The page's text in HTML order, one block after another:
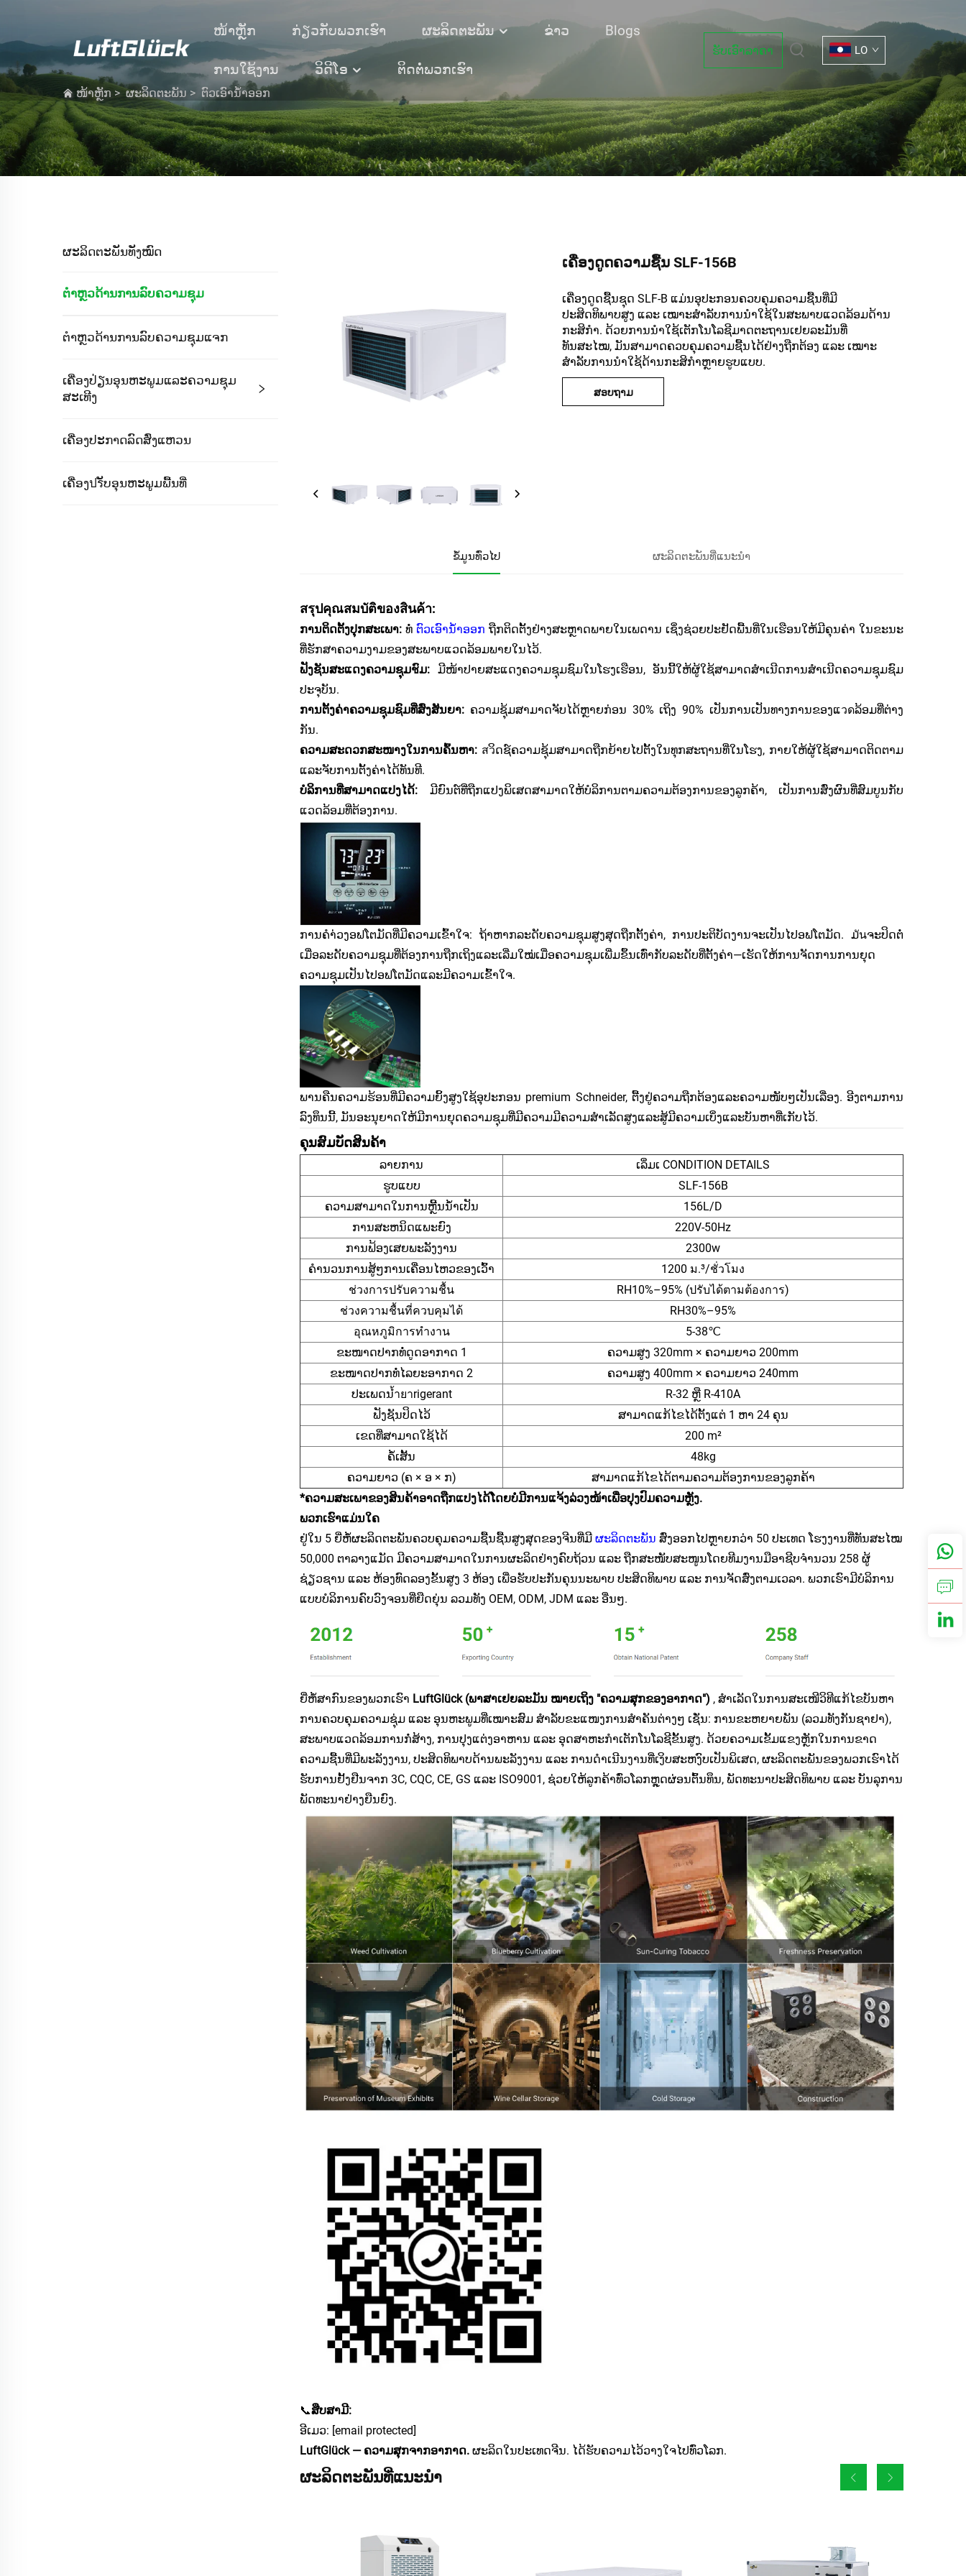
ໜ້າຫຼັກ ກ່ຽວກັບພວກເຮົາ ຜະລິດຕະພັນ ຂ່າວ Blogs
ການໃຊ້ງານ ວິດີໂອ ຕິດຕໍ່ພວກເຮົາ
ຮັບເອົາລາຄາ LO
ໜ້າຫຼັກ >ຜະລິດຕະພັນ > ຕົວເອົານ້ຳອອກ
ຜະລິດຕະພັນທັງໝົດ
ຕຳຫຼວດ້ານການລົບຄວາມຊຸມ
ຕຳຫຼວດ້ານການລົບຄວາມຊຸມແຈກ
ເຄື່ອງປ່ຽນອຸນຫະພູມແລະຄວາມຊຸມ
ສະເທີງ
ເຄື່ອງປະກາດລົດສົ່ງແຫວນ
ເຄື່ອງปรັບອຸນຫະພູມພື້ນທີ່
ເຄື່ອງດູດຄວາມຊື້ນ SLF-156B
ເຄື່ອງດູດຊື້ນຊຸດ SLF-B ແມ່ນອຸປະກອນຄວບຄຸມຄວາມຊື້ນທີ່ມີ
ປະສິດທິພາບສູງ ແລະ ເໝາະສຳລັບການນໍາໃຊ້ໃນສະພາບແວດລ້ອມດ້ານ
ກະສິກໍາ. ດ້ວຍການນໍາໃຊ້ເຕັກໂນໂລຊີມາດຕະຖານເຢຍລະມັນທີ່
ທັນສະໄໝ, ມັນສາມາດຄວບຄຸມຄວາມຊື້ນໄດ້ຢ່າງຖືກຕ້ອງ ແລະ ເໝາະ
ສຳລັບການນໍາໃຊ້ດ້ານກະສິກໍາຫຼາຍຮູບແບບ.
ສອບຖາມ
ຂໍ້ມູນທົ່ວໄປ ຜະລິດຕະພັນທີ່ແນະນຳ
สรุปคุณสมบัติของสินค้า:
ການຕິດຕັ້ງປຸກສະເພາ: ທໍ່ ຕົວເອົານ້ຳອອກ ຖືກຕິດຕັ້ງຢ່າງສະຫຼາດພາຍໃນເພດານ ເຊິ່ງຊ່ວຍປະຢັດພື້ນທີ່ໃນເຮືອນໃຫ້ມີຄຸນຄ່າ ໃນຂະນະ
ທີ່ຮັກສາຄວາມງາມຂອງສະພາບແວດລ້ອມພາຍໃນໄວ້.
ຟັງຊັນສະແດງຄວາມຊຸມชົມ: ມີໜ້າປາຍສະແດງຄວາມຊຸມຊົມໃນໂຮງເຮືອນ, ອັນນີ້ໃຫ້ຜູ້ໃຊ້ສາມາດສຳເນີດການສຳເນີດຄວາມຊຸມຊົມ
ປະຈຸບັນ.
ການຕັ້ງຄ່າຄວາມຊຸມຊົມທີ່ສົ່ງສັນຍາ: ຄວາມຊຸ້ມສາມາດຈັບໄດ້ຫຼາຍກ່ອນ 30% ເຖິງ 90% ເປັນການເປັນທາງການຂອງແวดລ້ອມທີ່ຕ່າງ
ກັນ.
ຄວາມສະດວກສະໜາງໃນການຄົ້ນຫາ: สวິດຊ໌ຄວາມຊຸ້ມສາມາດຖືກຍ້າຍໄປຕັ້ງໃນທຸກສະຖານທີ່ໃນໂຮງ, ກາຍໃຫ້ຜູ້ໃຊ້ສາມາດຕິດຕາມ
ແລະຈັບການຕັ້ງຄ່າໄດ້ທັນທີ.
ບໍລິການທີ່ສາມາດແປງໄດ້: ມີຍົນຕ໌ທີ່ຖືກແປງພິເສດສາມາດໃຫ້ບໍລິການຕາມຄວາມຕ້ອງການຂອງລູກຄ້າ, ເປັນການສົ່ງຜົນທີ່ສົມບູນກັບ
ແວດລ້ອມທີ່ຕ້ອງການ.
ການຄຳ່ວງອຟໂຕມັດທີ່ມີຄວາມເຂົ້າໃຈ: ຖ້າຫາກລະດັບຄວາມຊຸມສູງສຸດຖືກຕັ້ງຄ່າ, ການປະຕິບັດງານຈະເປັນໄປອຟໂຕມັດ. ມันຈະປິດຕໍ່
ເມື່ອລະດັບຄວາມຊຸມທີ່ຕ້ອງການຖືກເຖິງແລະເລີ່ມໃໝ່ເມື່ອຄວາມຊຸມເພີ່ມຂຶ້ນເທົ່າກັບລະດັບທີ່ຕັ້ງຄ່າ—ເຮັດໃຫ້ການຈັດການການຍຸດ
ຄວາມຊຸມເປັນໄປອຟໂຕມັດແລະມີຄວາມເຂົ້າໃຈ.
ພານຄືນຄວາມຮ້ອນທີ່ມີຄວາມຍິ້ງສູງໃຊ້ອຸປະກອນ premium Schneider, ຕື້ງຢູ່ຄວາມຖືກຕ້ອງແລະຄວາມໜັບໆເປັນເລື່ອງ. ອີງຕາມການ
ລົງທຶນນີ້, ມັນອະນຸຍາດໃຫ້ມີການຍຸດຄວາມຊຸມທີ່ມີຄວາມມີຄວາມສຳເລັດສູງແລະສູ້ມີຄວາມເບິ່ງແລະບັນຫາທີ່ເກັບໄວ້.
ຄຸນສົມບັດສິນຄ້າ
ລາຍການ
ເລິ່ມເ CONDITION DETAILS
ຮູບແບບ
SLF-156B
ຄວາມສາມາດໃນການຫຼີ້ນນ້ຳເປັນ
156L/D
ການສະຫນິດແພະຍົງ
220V-50Hz
ການຟ້ອງເສຍພະລັງງານ
2300w
ຄຳນວນການສູ້ໆການເຄື່ອນໄຫວຂອງເວົ້າ
1200 ม.³/ชั่วโมง
ช่วงการปรับความชื้น
RH10%–95% (ปรับได้ตามต้องการ)
ช่วงความชื้นที่ควบคุมได้
RH30%–95%
อุณหภูมิการทำงาน
5-38℃
ຂະໜາດປາກທໍ່ດູດອາກາດ 1
ຄວາມສູງ 320mm × ຄວາມຍາວ 200mm
ຂະໜາດປາກທໍ່ໄລຍະອາກາດ 2
ຄວາມສູງ 400mm × ຄວາມຍາວ 240mm
ປະເພດນ้ำยาrigerant
R-32 ຫຼື R-410A
ຟັງຊັນປິດໄວ້
ສາມາດແກ້ໄຂໄດ້ຕັ້ງແຕ່ 1 ຫາ 24 ຄຸນ
ເຂດທີ່ສາມາດໃຊ້ໄດ້
200 m²
ຄໍ້ເສັ້ນ
48kg
ຄວາມຍາວ (ຄ × ອ × ກ)
ສາມາດແກ້ໄຂໄດ້ຕາມຄວາມຕ້ອງການຂອງລູກຄ້າ
*ຄວາມສະເພາຂອງສິນຄ້າອາດຖືກແປງໄດ້ໂດຍບໍ່ມີການແຈ້ງລ່ວງໜ້າເພື່ອປຸງປົມຄວາມຫຼັງ.
ພວກເຮົາແມ່ນໃຄ
ຢູ່ໃນ 5 ຍີ່ຫໍ້ຜະລິດຕະພັນຄວບຄຸມຄວາມຊື້ນຊື້ນສູງສຸດຂອງຈີນທີ່ມີ ຜະລິດຕະພັນ ສົ່ງອອກໄປຫຼາຍກວ່າ 50 ປະເທດ ໂຮງງານທີ່ທັນສະໄໝ
50,000 ຕາລາງແມັດ ມີຄວາມສາມາດໃນການຜະລິດຢ່າງຄົບຖ້ວນ ແລະ ຖືກສະໜັບສະໜູນໂດຍທີມງານມືອາຊີບຈຳນວນ 258 ຜູ້
ຊ່ຽວຊານ ແລະ ຫ້ອງທົດລອງຂັ້ນສູງ 3 ຫ້ອງ ເພື່ອຮັບປະກັນຄຸນນະພາບ ປະສິດທິພາບ ແລະ ການຈັດສົ່ງຕາມເວລາ. ພວກເຮົາມີບໍລິການ
ແບບບໍລິການຄົບວົງຈອນທີ່ຍືດຍຸ່ນ ລວມທັງ OEM, ODM, JDM ແລະ ອື່ນໆ.
ຍີ່ຫໍ້ສາກົນຂອງພວກເຮົາ LuftGlück (ພາສາເຢຍລະມັນ ໝາຍເຖິງ "ຄວາມສຸກຂອງອາກາດ") , ສຳເລັດໃນການສະເໜີວິທີແກ້ໄຂບັນຫາ
ການຄວບຄຸມຄວາມຊຸ່ມ ແລະ ອຸນຫະພູມທີ່ເໝາະສົມ ສຳລັບຂະແໜງການສຳຄັນຕ່າງໆ ເຊັ່ນ: ການຂະຫຍາຍພັນ (ລວມທັງກັນຊາຢາ),
ສະພາບແວດລ້ອມການກໍ່ສ້າງ, ການປຸງແຕ່ງອາຫານ ແລະ ອຸດສາຫະກຳເຕັກໂນໂລຊີຂັ້ນສູງ. ດ້ວຍຄວາມເຂັ້ມແຂງຫຼັກໃນການຂາດ
ຄວາມຊື້ນທີ່ມີພະລັງງານ, ປະສິດທິພາບດ້ານພະລັງງານ ແລະ ການດຳເນີນງານທີ່ເງິບສະຫງົບເປັນພິເສດ, ຜະລິດຕະພັນຂອງພວກເຮົາໄດ້
ຮັບການຢັ້ງຢືນຈາກ 3C, CQC, CE, GS ແລະ ISO9001, ຊ່ວຍໃຫ້ລູກຄ້າທົ່ວໂລກຫຼຸດຜ່ອນຕົ້ນທຶນ, ພັດທະນາປະສິດທິພາບ ແລະ ບັນລຸການ
ພັດທະນາຢ່າງຍືນຍົງ.
📞ສືບສາມີ:
ອີເມວ: [email protected]
LuftGlück — ຄວາມສຸກຈາກອາກາດ. ຜະລິດໃນປະເທດຈີນ. ໄດ້ຮັບຄວາມໄວ້ວາງໃຈໄປທົ່ວໂລກ.
ຜະລິດຕະພັນທີ່ແນະນຳ